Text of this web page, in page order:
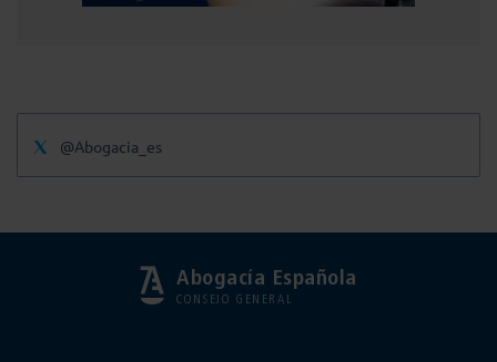
@Abogacia_es
Abogacía Española
CONSEJO GENERAL